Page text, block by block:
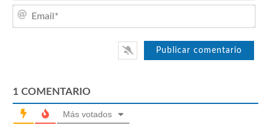
1 COMENTARIO
Más votados